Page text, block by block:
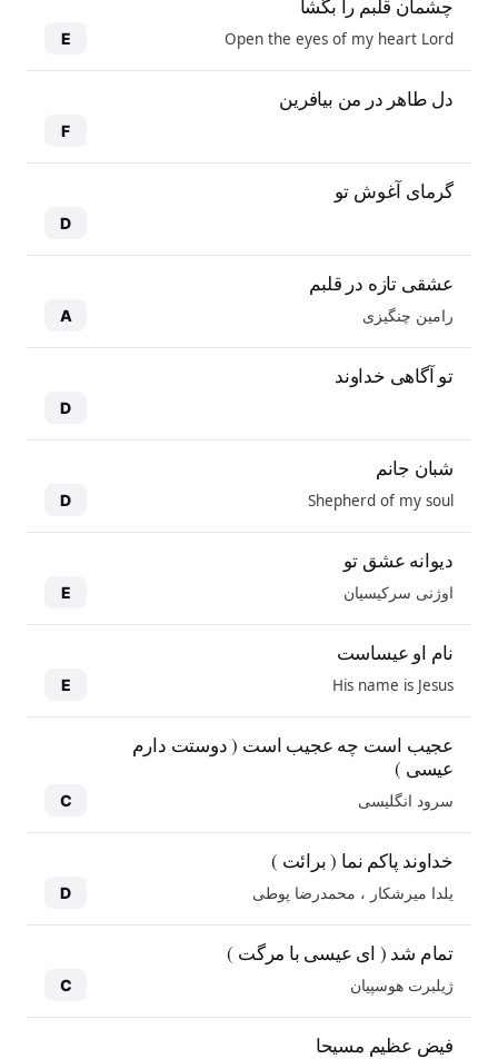
چشمان قلبم را بگشا
Open the eyes of my heart Lord
E
دل طاهر در من بیافرین
F
گرمای آغوش تو
D
عشقی تازه در قلبم
رامین چنگیزی A
تو آگاهی خداوند
D
شبان جانم
Shepherd of my soul
D
دیوانه عشق تو
اوژنی سرکیسیان E
نام او عیساست
His name is Jesus
E
عجیب است چه عجیب است ( دوستت دارم
عیسی )
سرود انگلیسی C
خداوند پاکم نما ( برائت )
یلدا میرشکار ، محمدرضا پوطی D
تمام شد ( ای عیسی با مرگت )
ژیلبرت هوسپیان C
فیض عظیم مسیحا